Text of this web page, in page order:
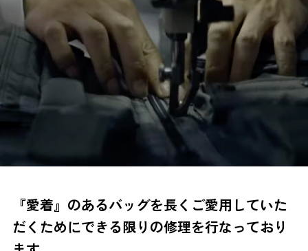
『愛着』のあるバッグを長くご愛用していた
だくためにできる限りの修理を行なっており